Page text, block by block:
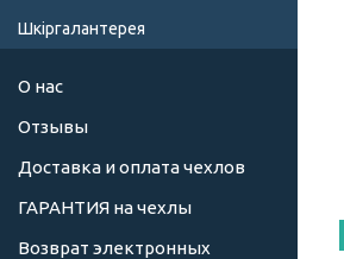
Шкіргалантерея
О нас
Отзывы
Доставка и оплата чехлов
ГАРАНТИЯ на чехлы
Возврат электронных